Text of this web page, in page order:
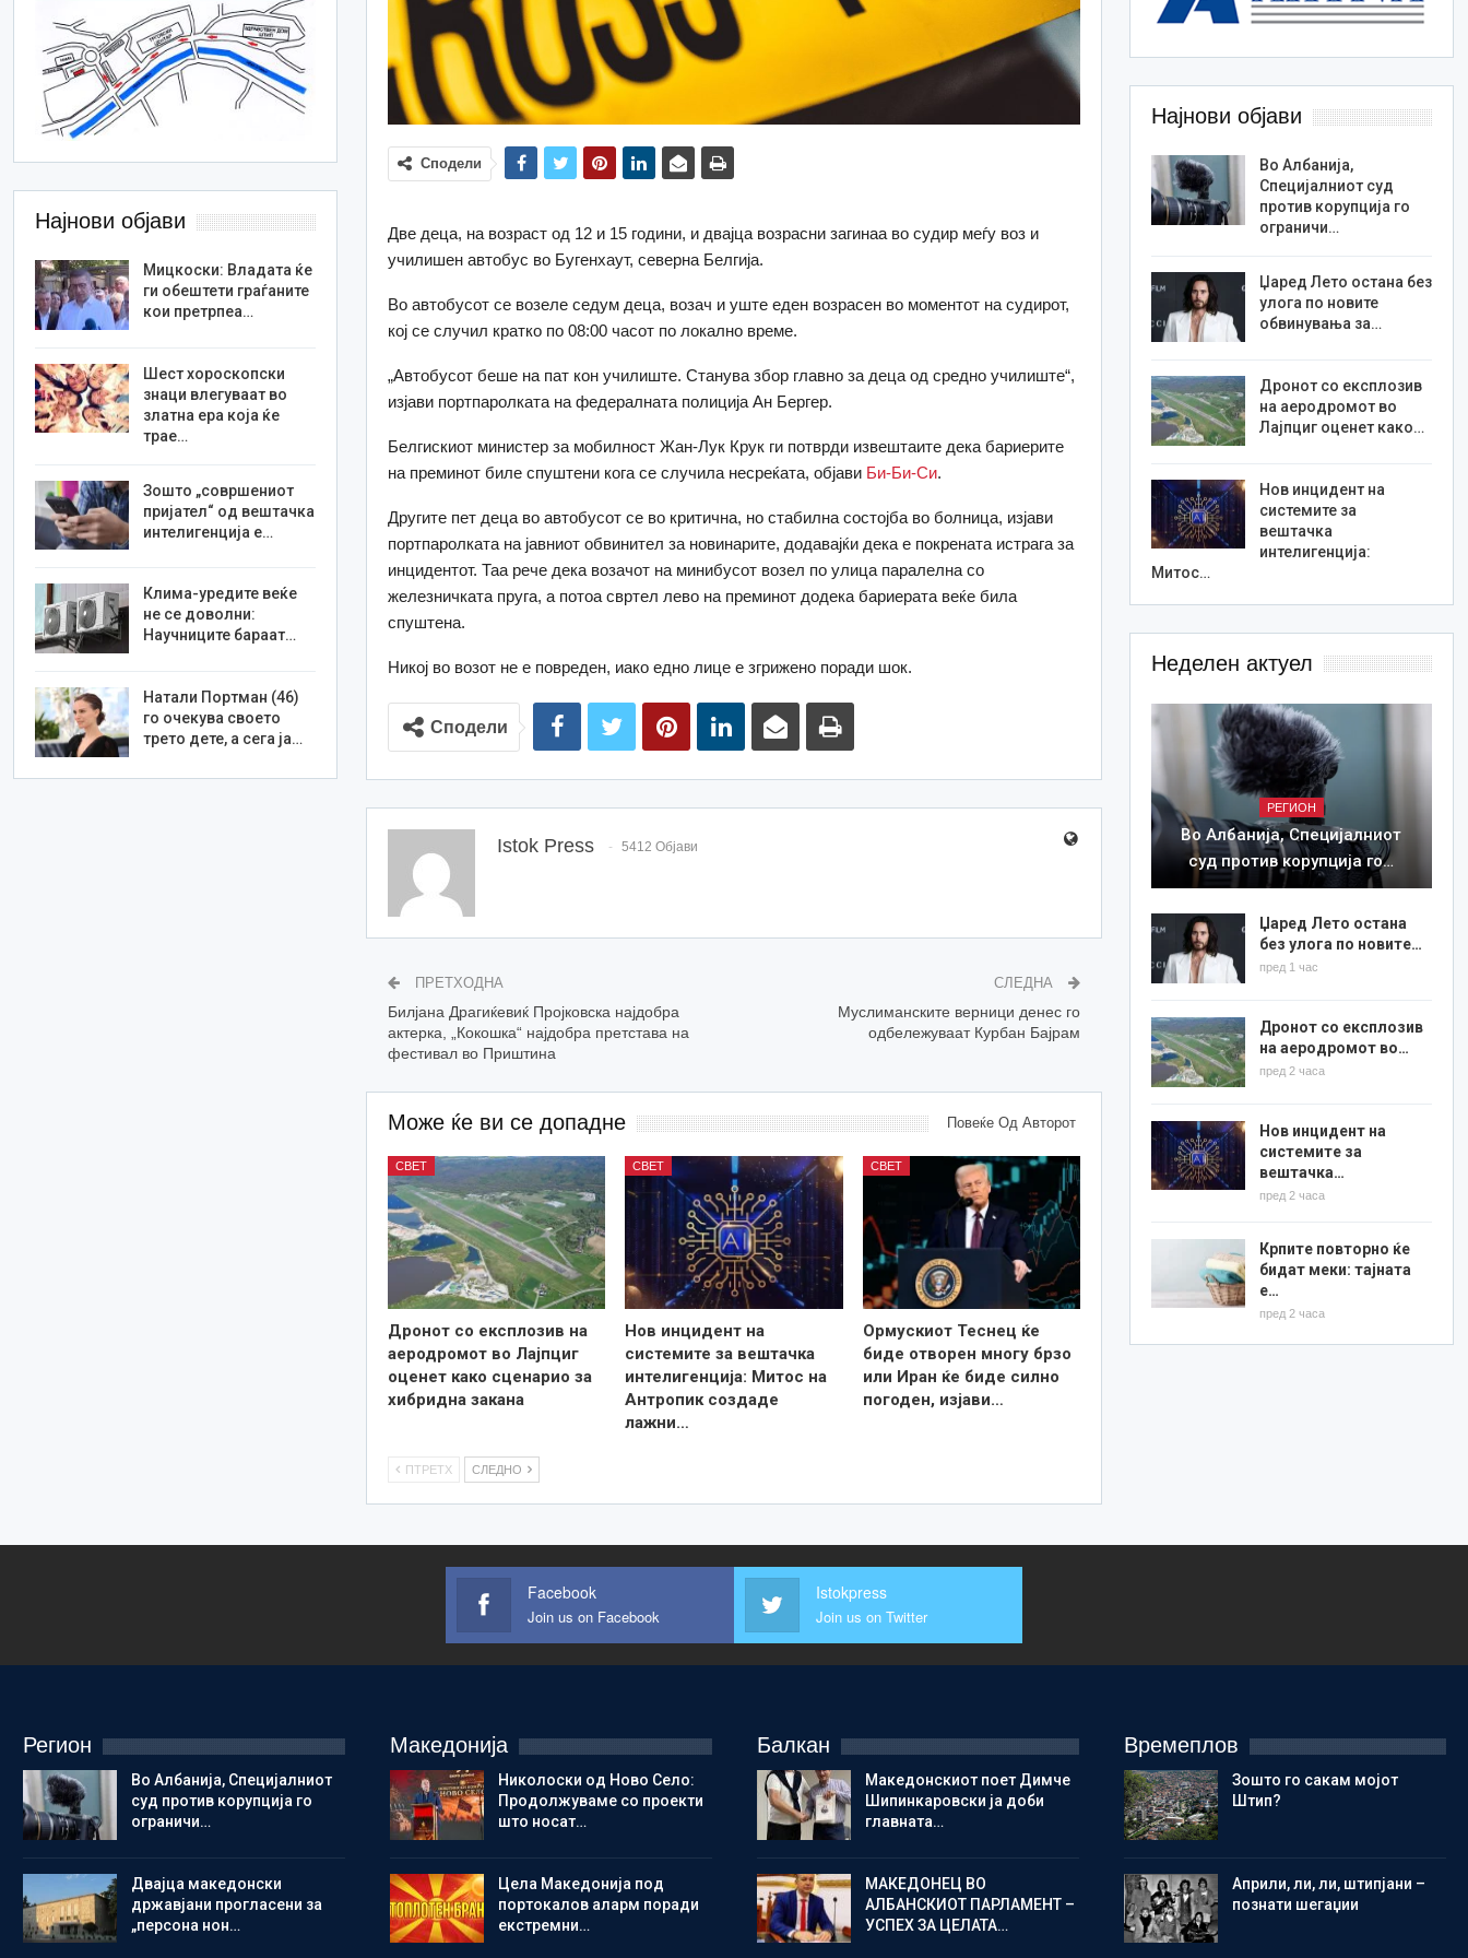
Сподели
Две деца, на возраст од 12 и 15 години, и двајца возрасни загинаа во судир меѓу воз и
училишен автобус во Бугенхаут, северна Белгија.
Во автобусот се возеле седум деца, возач и уште еден возрасен во моментот на судирот,
кој се случил кратко по 08:00 часот по локално време.
„Автобусот беше на пат кон училиште. Станува збор главно за деца од средно училиште“,
изјави портпаролката на федералната полиција Ан Бергер.
Белгискиот министер за мобилност Жан-Лук Крук ги потврди извештаите дека бариерите
на преминот биле спуштени кога се случила несреќата, објави Би-Би-Си.
Другите пет деца во автобусот се во критична, но стабилна состојба во болница, изјави
портпаролката на јавниот обвинител за новинарите, додавајќи дека е покрената истрага за
инцидентот. Таа рече дека возачот на минибусот возел по улица паралелна со
железничката пруга, а потоа свртел лево на преминот додека бариерата веќе била
спуштена.
Никој во возот не е повреден, иако едно лице е згрижено поради шок.
Сподели
Istok Press 5412 Објави
ПРЕТХОДНА
Билјана Драгиќевиќ Пројковска најдобра
актерка, „Кокошка“ најдобра претстава на
фестивал во Приштина
СЛЕДНА
Муслиманските верници денес го
одбележуваат Курбан Бајрам
Може ќе ви се допадне Повеќе Од Авторот
СВЕТ
Дронот со експлозив на
аеродромот во Лајпциг
оценет како сценарио за
хибридна закана
СВЕТ
Нов инцидент на
системите за вештачка
интелигенција: Митос на
Антропик создаде
лажни…
СВЕТ
Ормускиот Теснец ќе
биде отворен многу брзо
или Иран ќе биде силно
погоден, изјави…
ПТРЕТХ СЛЕДНО
Најнови објави
Во Албанија,
Специјалниот суд
против корупција го
ограничи…
Џаред Лето остана без
улога по новите
обвинувања за…
Дронот со експлозив
на аеродромот во
Лајпциг оценет како…
Нов инцидент на
системите за
вештачка
интелигенција:
Митос…
Неделен актуел
РЕГИОН
Во Албанија, Специјалниот
суд против корупција го…
Џаред Лето остана
без улога по новите…
пред 1 час
Дронот со експлозив
на аеродромот во…
пред 2 часа
Нов инцидент на
системите за
вештачка…
пред 2 часа
Крпите повторно ќе
бидат меки: тајната
е…
пред 2 часа
Најнови објави
Мицкоски: Владата ќе
ги обештети граѓаните
кои претрпеа…
Шест хороскопски
знаци влегуваат во
златна ера која ќе
трае…
Зошто „совршениот
пријател“ од вештачка
интелигенција е…
Клима-уредите веќе
не се доволни:
Научниците бараат…
Натали Портман (46)
го очекува своето
трето дете, а сега ја…
Facebook
Join us on Facebook
Istokpress
Join us on Twitter
Регион
Во Албанија, Специјалниот
суд против корупција го
ограничи…
Двајца македонски
државјани прогласени за
„персона нон…
Македонија
Николоски од Ново Село:
Продолжуваме со проекти
што носат…
Цела Македонија под
портокалов аларм поради
екстремни…
Балкан
Македонскиот поет Димче
Шипинкаровски ја доби
главната…
МАКЕДОНЕЦ ВО
АЛБАНСКИОТ ПАРЛАМЕНТ –
УСПЕХ ЗА ЦЕЛАТА…
Времеплов
Зошто го сакам мојот
Штип?
Aприли, ли, ли, штипјани –
познати шегаџии